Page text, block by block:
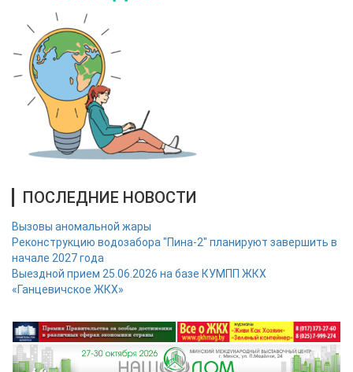
ПОСЛЕДНИЕ НОВОСТИ
Вызовы аномальной жары
Реконструкцию водозабора "Пина-2" планируют завершить в
начале 2027 года
Выездной прием 25.06.2026 на базе КУМПП ЖКХ
«Ганцевичское ЖКХ»